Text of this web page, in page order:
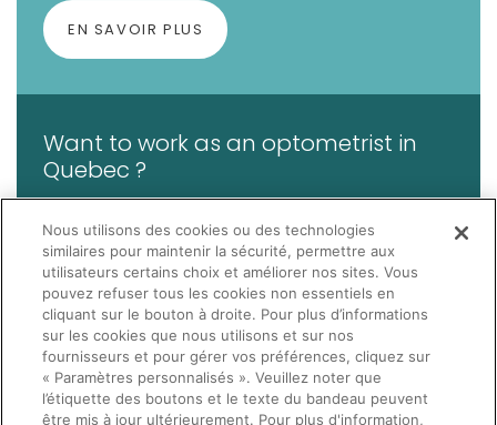
EN SAVOIR PLUS
Want to work as an optometrist in
Quebec ?
LEARN MORE
Nous utilisons des cookies ou des technologies
similaires pour maintenir la sécurité, permettre aux
utilisateurs certains choix et améliorer nos sites. Vous
pouvez refuser tous les cookies non essentiels en
cliquant sur le bouton à droite. Pour plus d’informations
sur les cookies que nous utilisons et sur nos
fournisseurs et pour gérer vos préférences, cliquez sur
« Paramètres personnalisés ». Veuillez noter que
l’étiquette des boutons et le texte du bandeau peuvent
être mis à jour ultérieurement. Pour plus d'information,